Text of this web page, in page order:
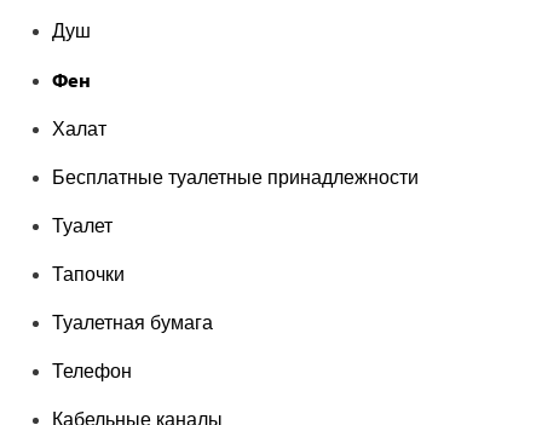
Душ
Фен
Халат
Бесплатные туалетные принадлежности
Туалет
Тапочки
Туалетная бумага
Телефон
Кабельные каналы